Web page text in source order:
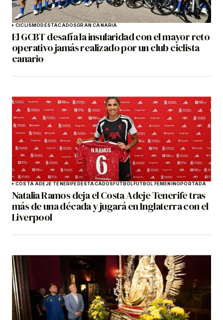
CICLISMO DESTACADOSGRAN CANARIA
El GCBT desafía la insularidad con el mayor reto
operativo jamás realizado por un club ciclista
canario
COSTA ADEJE TENERIFE DESTACADOS FÚTBOL FÚTBOL FEMENINO PORTADA
Natalia Ramos deja el Costa Adeje Tenerife tras
más de una década y jugará en Inglaterra con el
Liverpool